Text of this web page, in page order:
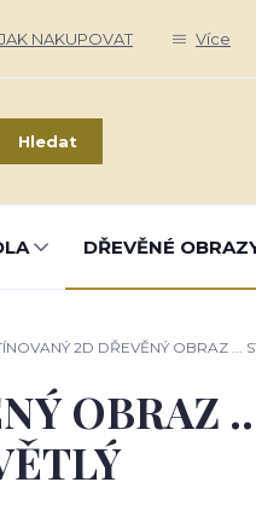
JAK NAKUPOVAT Více
Hledat
DŘEVĚNÉ
2D DŘEVĚNÝ OBRAZ ...
OBRAZ